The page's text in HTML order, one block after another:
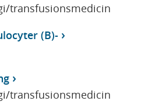
transfusionsmedicin
(B)-
transfusionsmedicin